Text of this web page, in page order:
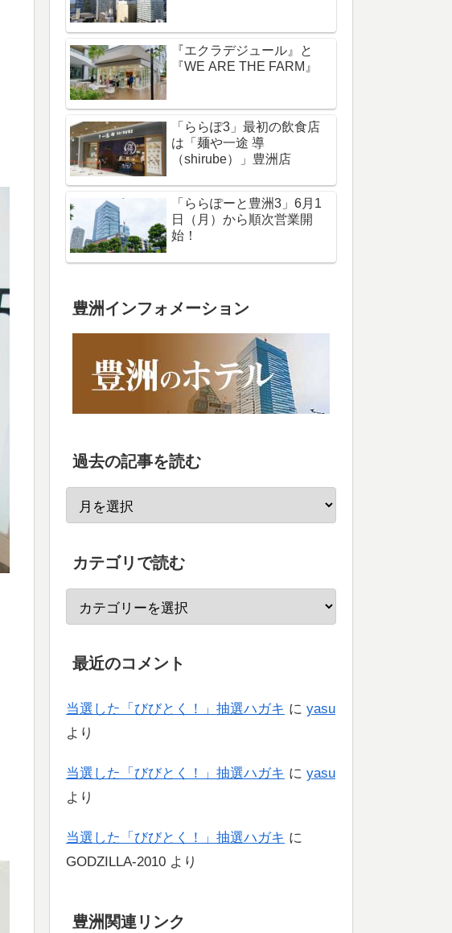
『エクラデジュール』と
『WE ARE THE FARM』
「ららぽ3」最初の飲食店
は「麺や一途 導
（shirube）」豊洲店
「ららぽーと豊洲3」6月1
日（月）から順次営業開
始！
豊洲インフォメーション
過去の記事を読む
カテゴリで読む
最近のコメント
当選した「びびとく！」抽選ハガキ に yasu
より
当選した「びびとく！」抽選ハガキ に yasu
より
当選した「びびとく！」抽選ハガキ に
GODZILLA-2010 より
豊洲関連リンク